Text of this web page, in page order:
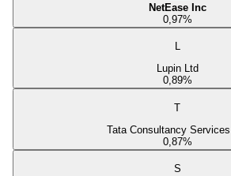
NetEase Inc
0,97%
L
Lupin Ltd
0,89%
T
Tata Consultancy
0,87%
S